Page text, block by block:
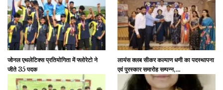
जोनल एथलेटिक्स प्रतियोगिता में फ्लोरेटो ने
जीते 35 पदक
लायंस क्लब सीकर कल्याण धणी का पदस्थापना
एवं पुरस्कार समारोह सम्पन्न,…